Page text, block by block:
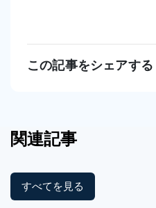
この記事をシェアする
関連記事
すべてを見る